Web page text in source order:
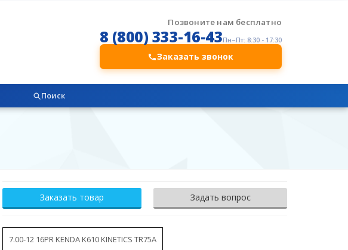
Позвоните нам бесплатно
8 (800) 333-16-43Пн–Пт: 8:30 - 17:30
Заказать звонок
Поиск
Заказать товар Задать вопрос
7.00-12 16PR KENDA K610 KINETICS TR75A